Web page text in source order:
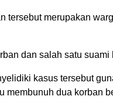
tersebut merupakan
dan salah satu suami
kasus tersebut
membunuh dua korban